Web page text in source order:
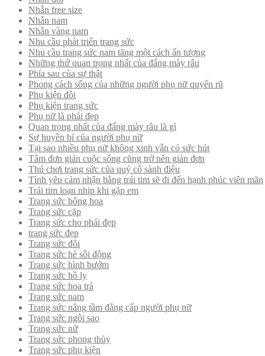
Nhẫn free size
Nhẫn nam
Nhẫn vàng nam
Nhu cầu phát triển trang sức
Nhu cầu trang sức nam tăng một cách ấn tượng
Những thứ quan trọng nhất của đấng mày râu
Phía sau của sự thật
Phong cách sống của những người phụ nữ quyến rũ
Phụ kiện đôi
Phụ kiện trang sức
Phụ nữ là phải đẹp
Quan trọng nhất của đấng mày râu là gì
Sự huyền bí của người phụ nữ
Tại sao nhiều phụ nữ không xinh vẫn có sức hút
Tâm đơn giản cuộc sống cũng trở nên giản đơn
Thú chơi trang sức của quý cô sành điệu
Tình yêu cảm nhận bằng trái tim sẽ đi đến hạnh phúc viên mãn
Trái tim loạn nhịp khi gặp em
Trang sức bông hoa
Trang sức cặp
Trang sức cho phái đẹp
trang sức đẹp
Trang sức đôi
Trang sức hè sôi động
Trang sức hình bướm
Trang sức hồ ly
Trang sức hoa trà
Trang sức nam
Trang sức nâng tầm đẳng cấp người phụ nữ
Trang sức ngôi sao
Trang sức nữ
Trang sức phong thủy
Trang sức phụ kiện